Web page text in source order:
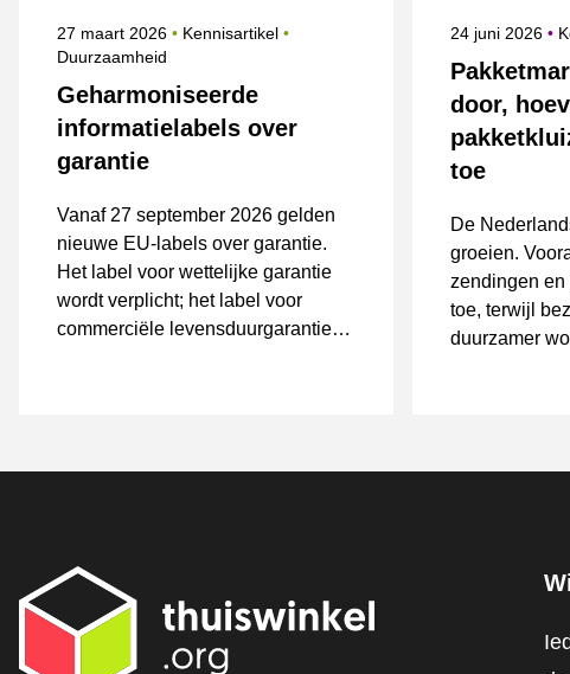
Geharmoniseerde
informatielabels over
garantie
Gepubliceerd op
27 maart 2026 Kennisartikel Onderwerpen
Duurzaamheid
Vanaf 27 september 2026 gelden
nieuwe EU-labels over garantie.
Het label voor wettelijke garantie
wordt verplicht; het label voor
commerciële levensduurgarantie
door,
toe
Gepubliceerd
24 juni 2026
De
groeien.
zendingen en
toe, terwijl
duurzamer